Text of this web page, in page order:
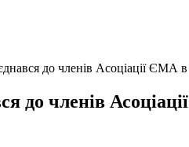
до членів Асоціації ЄМА в
до членів